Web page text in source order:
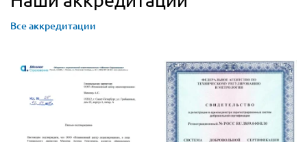
Все аккредитации